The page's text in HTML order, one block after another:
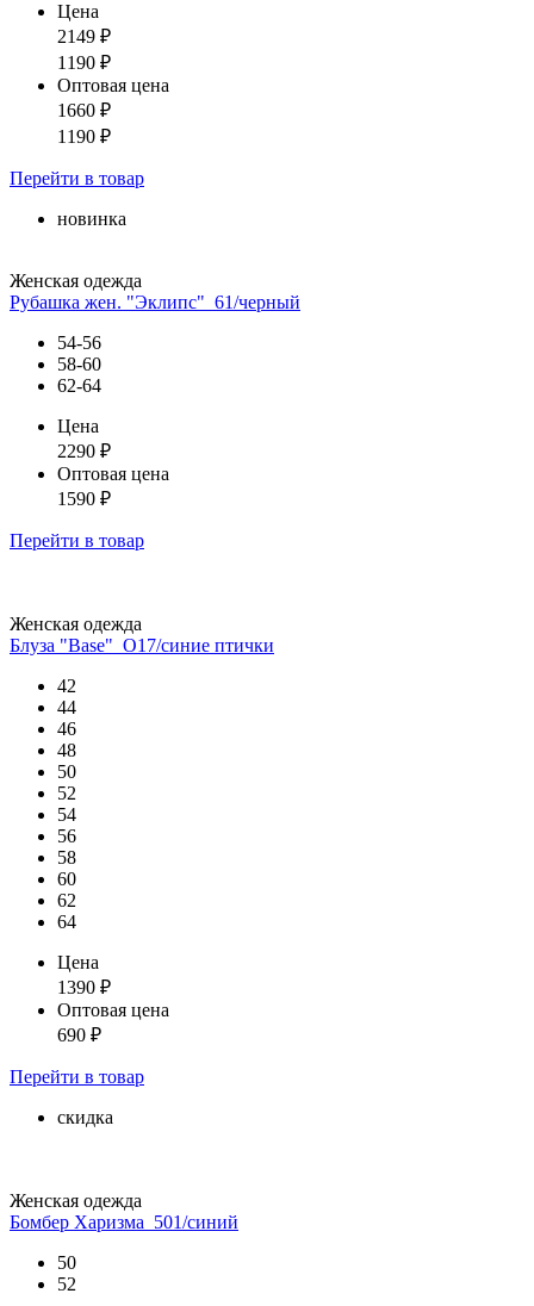
Цена
2149 ₽
1190 ₽
Оптовая цена
1660 ₽
1190 ₽
Перейти в товар
новинка
Женская одежда
Рубашка жен. "Эклипс"_61/черный
54-56
58-60
62-64
Цена
2290 ₽
Оптовая цена
1590 ₽
Перейти в товар
Женская одежда
Блуза "Base"_О17/синие птички
42
44
46
48
50
52
54
56
58
60
62
64
Цена
1390 ₽
Оптовая цена
690 ₽
Перейти в товар
скидка
Женская одежда
Бомбер Харизма_501/синий
50
52